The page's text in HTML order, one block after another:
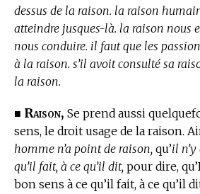
dessus de la raison. la raison
atteindre jusques-là. la raison nous
nous conduire. il faut que les
à la raison. s’il avoit consulté sa
la raison.
■ Raison, Se prend aussi
sens, le droit usage de la raison.
homme n’a point de raison, qu’il
qu’il fait, à ce qu’il dit, pour dire,
bon sens à ce qu’il fait, à ce qu’il